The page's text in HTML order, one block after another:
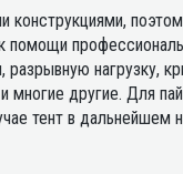
помощи
нагрузку,
многие другие. Для
тент в дальнейшем